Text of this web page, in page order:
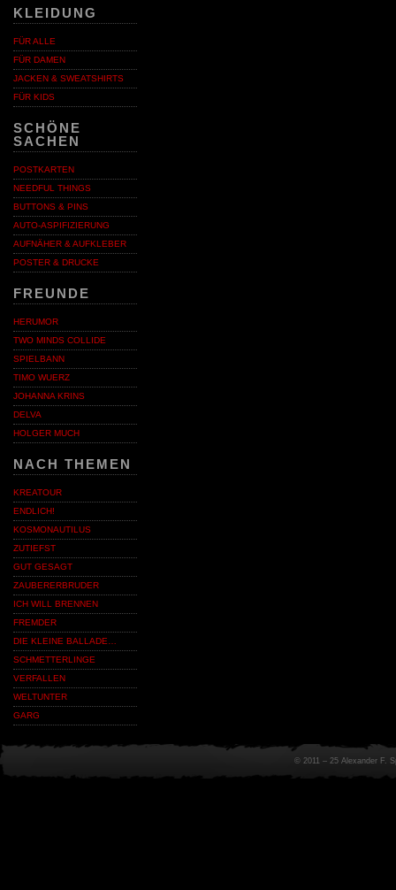
KLEIDUNG
FÜR ALLE
FÜR DAMEN
JACKEN & SWEATSHIRTS
FÜR KIDS
SCHÖNE
SACHEN
POSTKARTEN
NEEDFUL THINGS
BUTTONS & PINS
AUTO-ASPIFIZIERUNG
AUFNÄHER & AUFKLEBER
POSTER & DRUCKE
FREUNDE
HERUMOR
TWO MINDS COLLIDE
SPIELBANN
TIMO WUERZ
JOHANNA KRINS
DELVA
HOLGER MUCH
NACH THEMEN
KREATOUR
ENDLICH!
KOSMONAUTILUS
ZUTIEFST
GUT GESAGT
ZAUBERERBRUDER
ICH WILL BRENNEN
FREMDER
DIE KLEINE BALLADE…
SCHMETTERLINGE
VERFALLEN
WELTUNTER
GARG
© 2011 – 25 Alexander F.